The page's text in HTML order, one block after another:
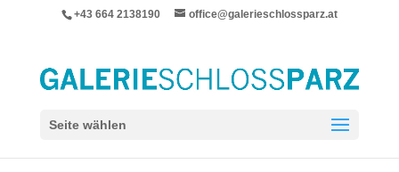
+43 664 2138190 office@galerieschlossparz.at
Seite wählen